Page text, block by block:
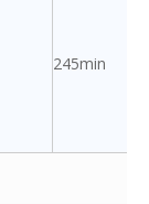
245min